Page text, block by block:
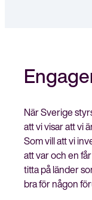
När Sverige
att vi visar att vi
Som vill att vi
att var och en
titta på länder
bra för någon